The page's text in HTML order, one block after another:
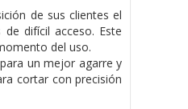
de sus clientes el
difícil acceso. Este
del uso.
un mejor agarre y
cortar con precisión